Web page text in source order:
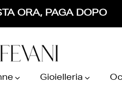
ORA, PAGA DOPO
Gioielleria